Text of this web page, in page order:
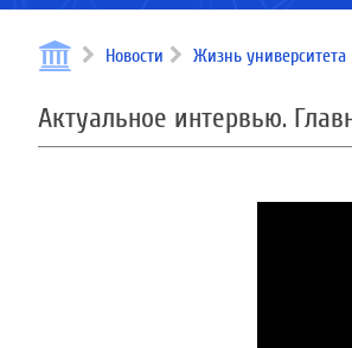
Новости Жизнь университета
Актуальное интервью.